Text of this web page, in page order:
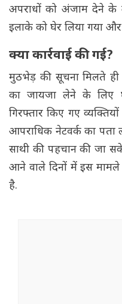
अपराधों को अंजाम देने के
इलाके को घेर लिया गया
क्या कार्रवाई की गई?
मुठभेड़ की सूचना मिलते ही
का जायजा लेने के लिए
गिरफ्तार किए गए
आपराधिक नेटवर्क का
साथी की पहचान की जा
आने वाले दिनों में इस
है.